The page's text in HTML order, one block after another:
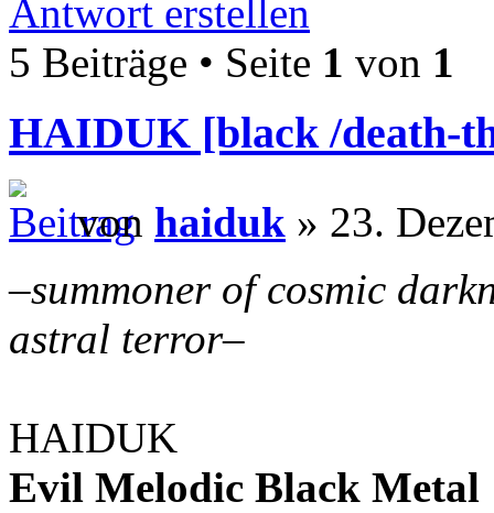
Antwort erstellen
5 Beiträge • Seite 1 von 1
HAIDUK [black /death-
von haiduk » 23.
–summoner of cosmic
astral terror–
HAIDUK
Evil Melodic Black Metal